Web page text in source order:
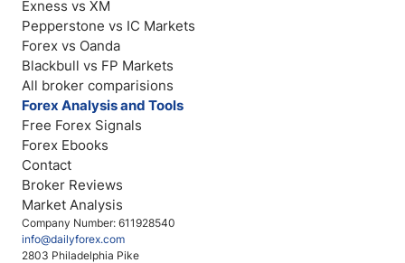
Company Number: 611928540
info@dailyforex.com
2803 Philadelphia Pike
Exness vs XM
Pepperstone vs IC Markets
Forex vs Oanda
Blackbull vs FP Markets
All broker comparisions
Forex Analysis and Tools
Free Forex Signals
Forex Ebooks
Contact
Broker Reviews
Market Analysis